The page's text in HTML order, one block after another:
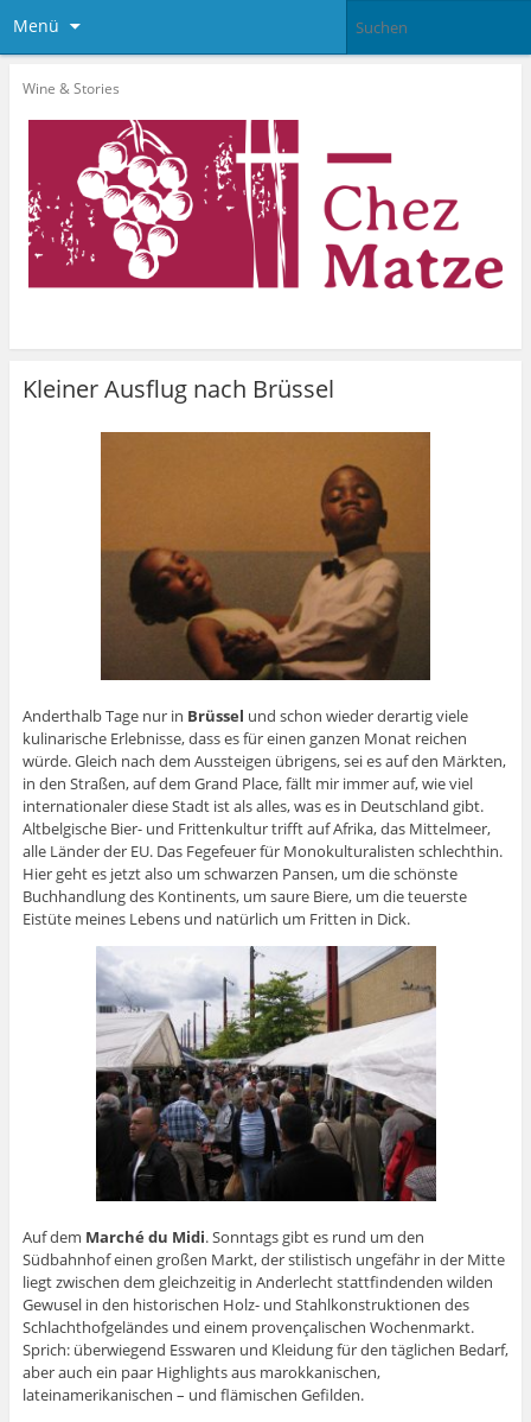
Menü
Wine & Stories
Kleiner Ausflug nach Brüssel
Anderthalb Tage nur in Brüssel und schon wieder derartig viele
kulinarische Erlebnisse, dass es für einen ganzen Monat reichen
würde. Gleich nach dem Aussteigen übrigens, sei es auf den Märkten,
in den Straßen, auf dem Grand Place, fällt mir immer auf, wie viel
internationaler diese Stadt ist als alles, was es in Deutschland gibt.
Altbelgische Bier- und Frittenkultur trifft auf Afrika, das Mittelmeer,
alle Länder der EU. Das Fegefeuer für Monokulturalisten schlechthin.
Hier geht es jetzt also um schwarzen Pansen, um die schönste
Buchhandlung des Kontinents, um saure Biere, um die teuerste
Eistüte meines Lebens und natürlich um Fritten in Dick.
Auf dem Marché du Midi. Sonntags gibt es rund um den
Südbahnhof einen großen Markt, der stilistisch ungefähr in der Mitte
liegt zwischen dem gleichzeitig in Anderlecht stattfindenden wilden
Gewusel in den historischen Holz- und Stahlkonstruktionen des
Schlachthofgeländes und einem provençalischen Wochenmarkt.
Sprich: überwiegend Esswaren und Kleidung für den täglichen Bedarf,
aber auch ein paar Highlights aus marokkanischen,
lateinamerikanischen – und flämischen Gefilden.